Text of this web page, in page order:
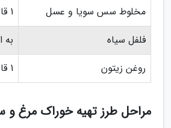
مخلوط سس سویا و عسل
1 قاشق چایخوری
فلفل سیاه
به
روغن زیتون
1 قاشق چایخوری
مراحل طرز تهیه خوراک مرغ و